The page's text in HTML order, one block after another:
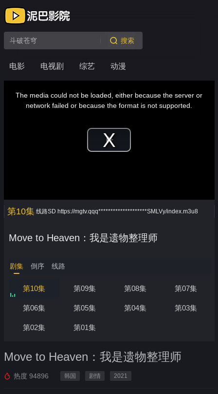
电影 电视剧 综艺 动漫
搜索
Play
modalThe media could not be loaded, either because the server or
network failed or because the format is not supported.
第10集 线路SD https://mgtv.qqq********************SMLVy/index.m3u8
Move to Heaven：我是遗物整理师
剧集 倒序 线路
第10集 第09集 第08集 第07集
第06集 第05集 第04集 第03集
第02集 第01集
Move to Heaven：我是遗物整理师
热度 94896 韩国 剧情 2021